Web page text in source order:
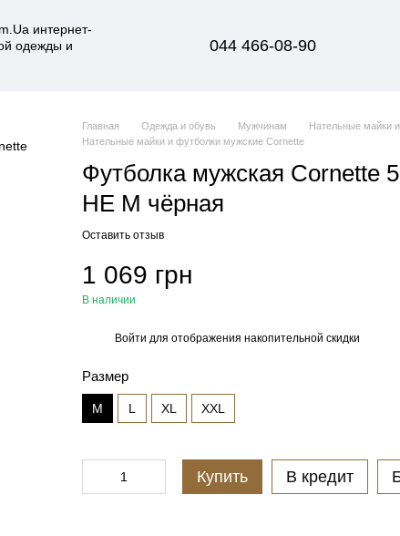
044 466-08-90
Главная Одежда и обувь Мужчинам
Нательные майки
Нательные майки и футболки мужские Cornette
Футболка мужская Cornette
HE M чёрная
Оставить отзыв
1 069 грн
В наличии
Войти для отображения накопительной скидки
Размер
M L XL XXL
Купить В кредит